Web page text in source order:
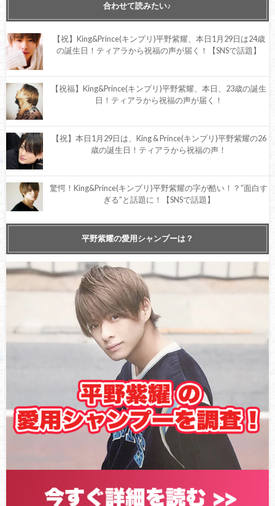
合わせて読みたい♪
【祝】King&Prince(キンプリ)平野紫耀、本日1月29日は24歳
の誕生日！ティアラから祝福の声が届く！【SNSで話題】
【祝福】King&Prince(キンプリ)平野紫耀、本日、23歳の誕生
日！ティアラから祝福の声が届く！
【祝】本日1月29日は、King & Prince(キンプリ)平野紫耀の26
歳の誕生日！ティアラから祝福の声！
驚愕！King&Prince(キンプリ)平野紫耀の字が酷い！？”面白す
ぎる”と話題に！【SNSで話題】
【まとめ情報】King&Prince(キンプリ)平野紫耀、愛用リップ
が発覚！取り扱い店舗や購入方法の情報まとめ！
【祝福】King&Prince(キンプリ)平野紫耀2020年春クール放送
ドラマ『ミッドナイトランナー』で主演決定！気になる詳細
や共演者は？【徹底調査】
タワーレコード福岡パルコ店、ディスプレイしていた
King&Prince(キンプリ)平野紫耀のうちわを盗まれる！うちわ
の行方は・・・？【徹底調査】
King&Prince(キンプリ)平野紫耀、過激なファンサービスでテ
ィアラから批判の声！今後のファンマナーを心配する声が続
出！【徹底調査】
平野紫耀の愛用シャンプーは？